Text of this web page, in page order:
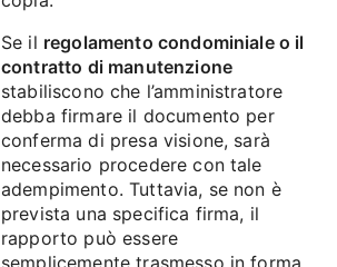
Se il regolamento condominiale o il
contratto di manutenzione
stabiliscono che l’amministratore
debba firmare il documento per
conferma di presa visione, sarà
necessario procedere con tale
adempimento. Tuttavia, se non è
prevista una specifica firma, il
rapporto può essere
semplicemente trasmesso in forma